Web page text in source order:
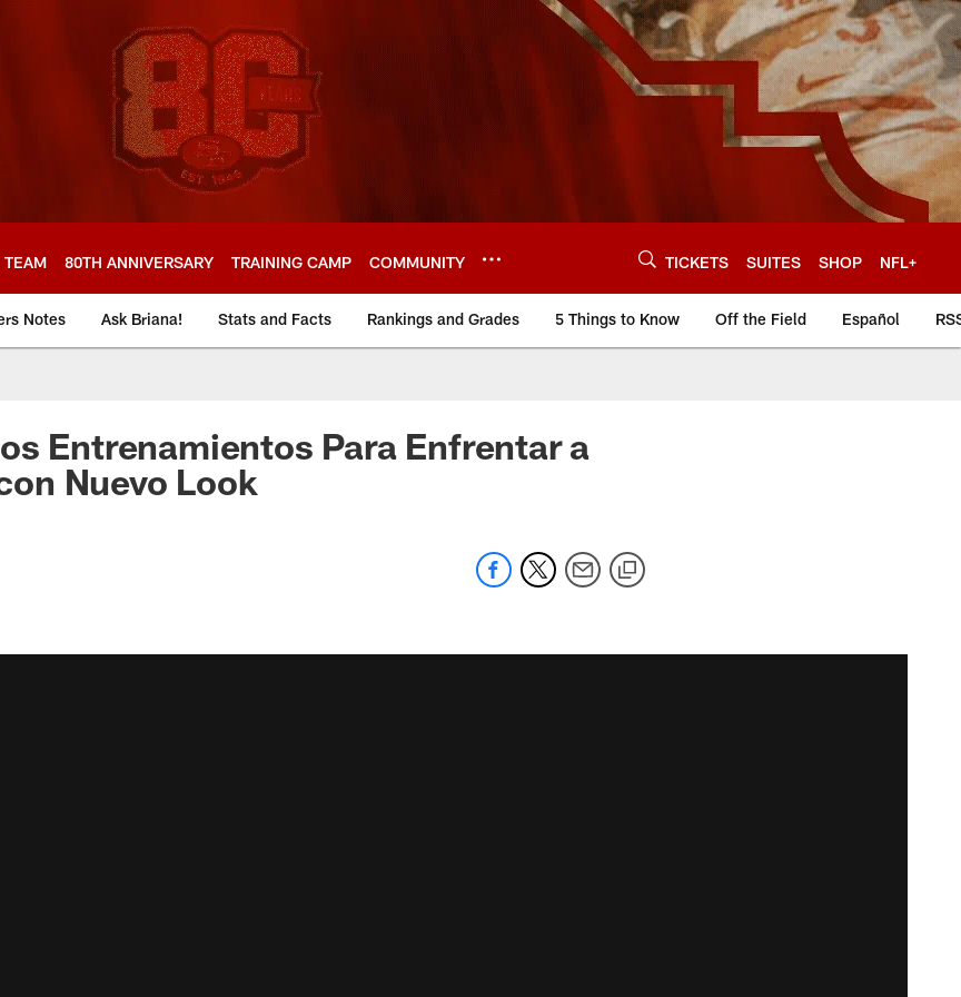
TEAM 80TH ANNIVERSARY TRAINING CAMP COMMUNITY TICKETS SUITES SHOP NFL+
Notes Ask Briana! Stats and Facts Rankings and Grades 5 Things to Know Off the Field Español
Entrenamientos Para Enfrentar a
Nuevo Look